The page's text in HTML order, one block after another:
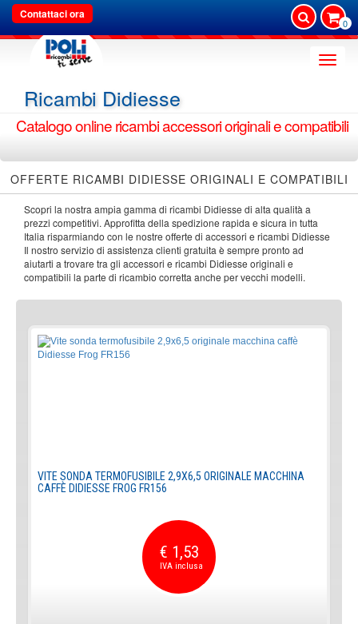
Contattaci ora
0
Toggle
Ricambi Didiesse
Catalogo online ricambi accessori originali e compatibili
OFFERTE RICAMBI DIDIESSE ORIGINALI E COMPATIBILI
Scopri la nostra ampia gamma di ricambi Didiesse di alta qualità a
prezzi competitivi. Approfitta della spedizione rapida e sicura in tutta
Italia risparmiando con le nostre offerte di accessori e ricambi Didiesse
Il nostro servizio di assistenza clienti gratuita è sempre pronto ad
aiutarti a trovare tra gli accessori e ricambi Didiesse originali e
compatibili la parte di ricambio corretta anche per vecchi modelli.
VITE SONDA TERMOFUSIBILE 2,9X6,5 ORIGINALE MACCHINA
CAFFÈ DIDIESSE FROG FR156
€ 1,53